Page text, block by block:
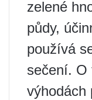
zelené
půdy,
používá
sečení. O
výhodách